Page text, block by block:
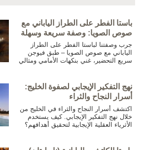
باستا الفطر على الطراز الياباني مع
صوص الصويا: وصفة سريعة وسهلة
جرب وصفتنا لباستا الفطر على الطراز
الياباني مع صوص الصويا – طبق فيوجن
سريع التحضير، غني بنكهات الأمامي ومثالي
نهج التفكير الإيجابي لصفوة الخليج:
أسرار النجاح والثراء
اكتشف أسرار النجاح والثراء في الخليج من
خلال نهج التفكير الإيجابي. كيف يستخدم
الأثرياء العقلية الإيجابية لتحقيق أهدافهم؟